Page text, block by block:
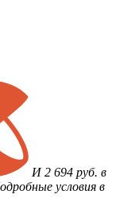
И 2 694 руб. в
условия в